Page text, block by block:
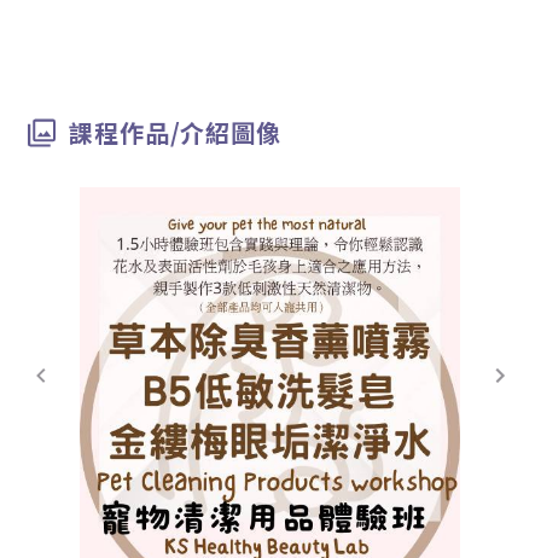
課程作品/介紹圖像